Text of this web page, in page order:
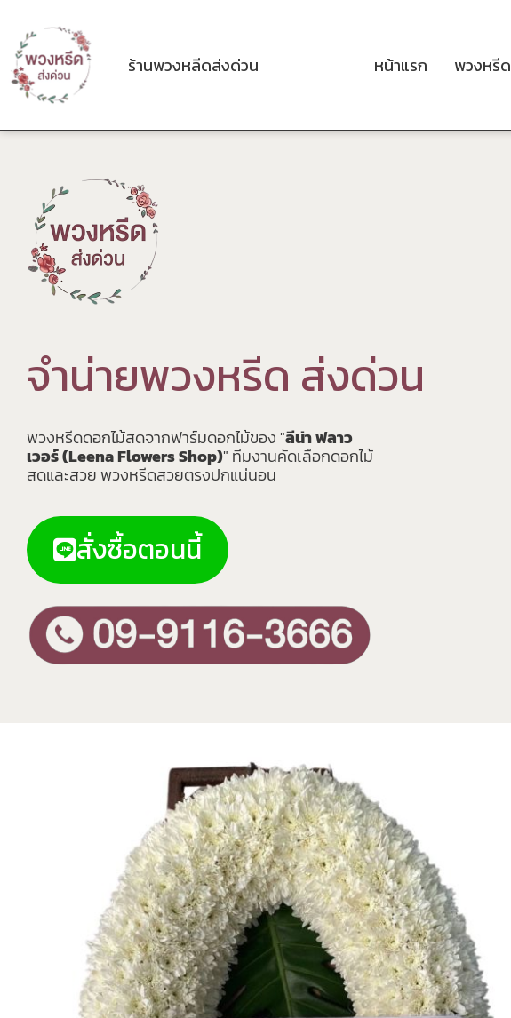
ร้านพวงหลีดส่งด่วน หน้าแรก พวงหรีด
จำนายพวงหรด สงดวน
พวงหรีดดอกไม้สดจากฟาร์มดอกไม้ของ "ลีน่า ฟลาว
เวอร์ (Leena Flowers Shop)" ทีมงานคัดเลือกดอกไม้
สดและสวย พวงหรีดสวยตรงปกแน่นอน
สั่งซื้อตอนนี้